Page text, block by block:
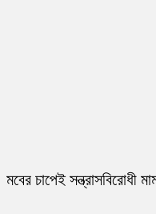
মবের চাপেই সন্ত্রাসবিরোধী